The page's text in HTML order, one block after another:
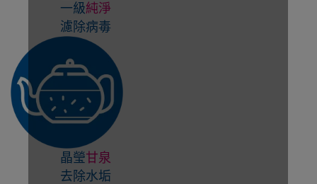
一級純淨
濾除病毒
晶瑩甘泉
去除水垢